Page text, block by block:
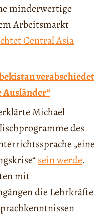
minderwertige
Arbeitsmarkt
Central Asia
verabschiedet
Ausländer“
Michael
des
„eine
sein werde.
mit
die Lehrkräfte